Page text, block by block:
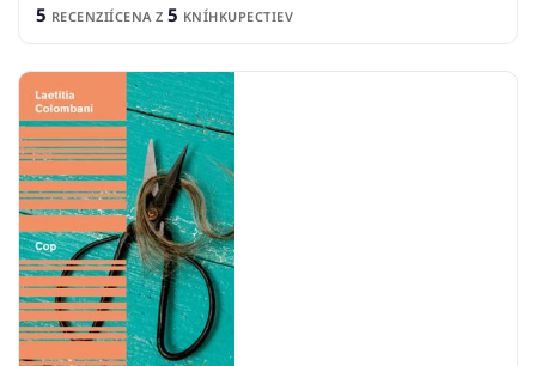
5 RECENZIÍCENA Z 5 KNÍHKUPECTIEV